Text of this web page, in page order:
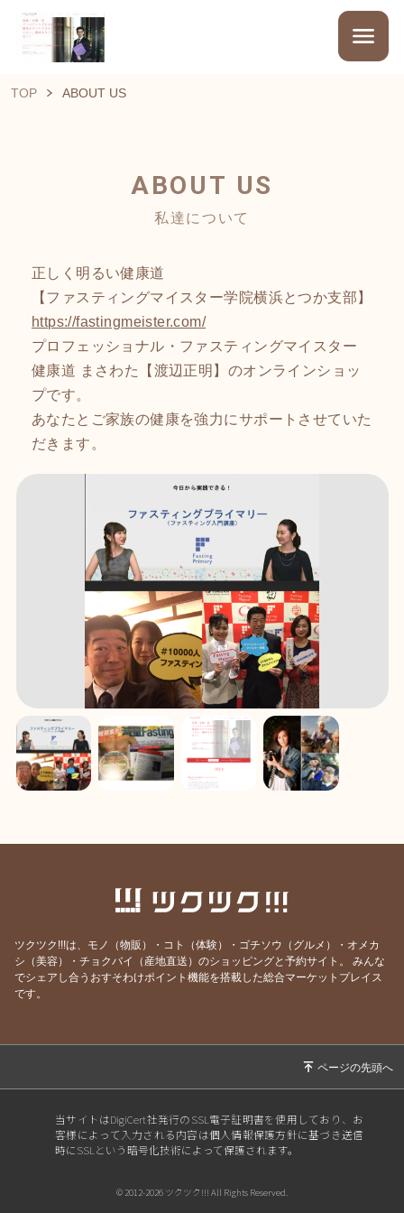
TOP ABOUT US
ABOUT US
私達について
正しく明るい健康道
【ファスティングマイスター学院横浜とつか支部】
https://fastingmeister.com/
プロフェッショナル・ファスティングマイスター
健康道 まさわた【渡辺正明】のオンラインショッ
プです。
あなたとご家族の健康を強力にサポートさせていた
だきます。
ツクツク!!!は、モノ（物販）・コト（体験）・ゴチソウ（グルメ）・オメカ
シ（美容）・チョクバイ（産地直送）のショッピングと予約サイト。
みんな
でシェアし合うおすそわけポイント機能を搭載した総合マーケットプレイス
です。
当サイトはDigiCert社発行のSSL電子証明書を使用しており、お
客様によって入力される内容は個人情報保護方針に基づき送信
時にSSLという暗号化技術によって保護されます。
© 2012-2026 ツクツク!!! All Rights Reserved.